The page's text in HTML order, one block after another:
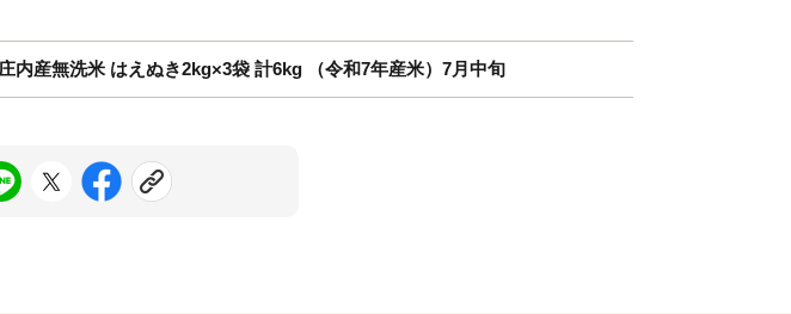
庄内産無洗米 はえぬき2kg×3袋 計6kg （令和7年産米）7月中旬